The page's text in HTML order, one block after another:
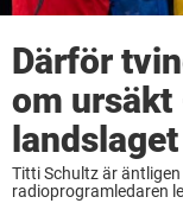
Därför
om ursäkt
Titti Schultz är
radioprogramledaren